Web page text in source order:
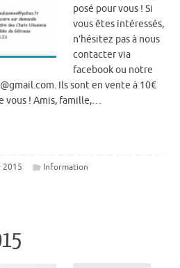
posé pour vous ! Si
vous êtes intéressés,
n’hésitez pas à nous
contacter via
facebook ou notre
Ils sont en vente à 10€
vous ! Amis, famille,…
2015 Information